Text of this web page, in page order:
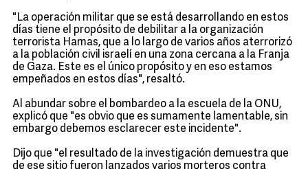
"La operación militar que se está desarrollando en estos
días tiene el propósito de debilitar a la organización
terrorista Hamas, que a lo largo de varios años aterrorizó
a la población civil israelí en una zona cercana a la Franja
de Gaza. Este es el único propósito y en eso estamos
empeñados en estos días", resaltó.
Al abundar sobre el bombardeo a la escuela de la ONU,
explicó que "es obvio que es sumamente lamentable, sin
embargo debemos esclarecer este incidente".
Dijo que "el resultado de la investigación demuestra que
de ese sitio fueron lanzados varios morteros contra